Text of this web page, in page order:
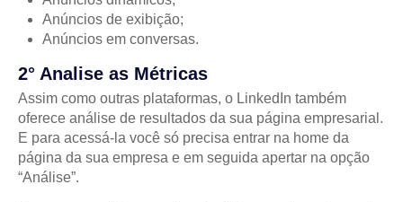
Anúncios de exibição;
Anúncios em conversas.
2° Analise as Métricas
Assim como outras plataformas, o LinkedIn também
oferece análise de resultados da sua página empresarial.
E para acessá-la você só precisa entrar na home da
página da sua empresa e em seguida apertar na opção
“Análise”.